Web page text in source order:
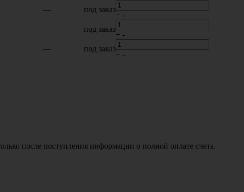
— под заказ
+ -
— под заказ
+ -
— под заказ
+ -
после поступления информации о полной оплате счета.